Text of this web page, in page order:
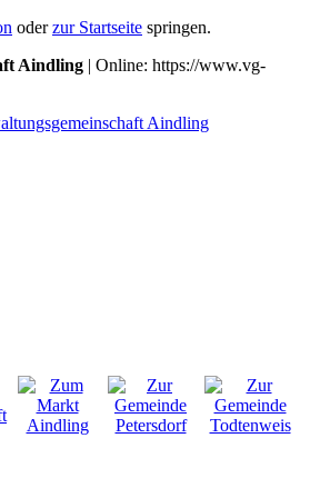
oderzur Startseite springen.
Aindling | Online: https://www.vg-